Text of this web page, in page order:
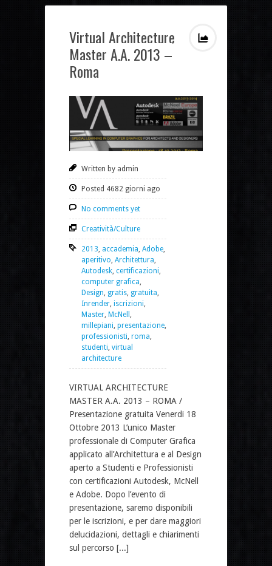
Virtual Architecture
Master A.A. 2013 –
Roma
Written by admin
Posted 4682 giorni ago
No comments yet
Creatività/Culture
2013, accademia, Adobe,
aperitivo, Architettura,
Autodesk, certificazioni,
computer grafica,
Design, gratis, gratuita,
Inrender, iscrizioni,
Master, McNell ,
millepiani, presentazione,
professionisti, roma,
studenti, virtual
architecture
VIRTUAL ARCHITECTURE
MASTER A.A. 2013 – ROMA /
Presentazione gratuita Venerdi 18
Ottobre 2013 L’unico Master
professionale di Computer Grafica
applicato all’Architettura e al Design
aperto a Studenti e Professionisti
con certificazioni Autodesk, McNell
e Adobe. Dopo l’evento di
presentazione, saremo disponibili
per le iscrizioni, e per dare maggiori
delucidazioni, dettagli e chiarimenti
sul percorso [...]